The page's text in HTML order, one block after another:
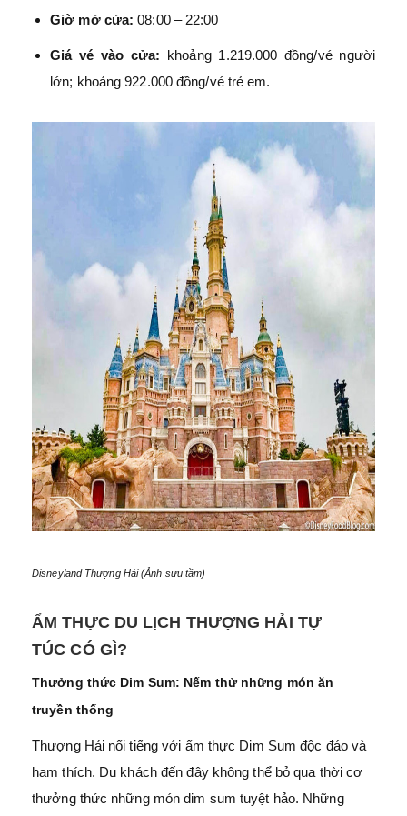
Giờ mở cửa: 08:00 – 22:00
Giá vé vào cửa: khoảng 1.219.000 đồng/vé người
lớn; khoảng 922.000 đồng/vé trẻ em.
Disneyland Thượng Hải (Ảnh sưu tầm)
ẨM THỰC DU LỊCH THƯỢNG HẢI TỰ
TÚC CÓ GÌ?
Thưởng thức Dim Sum: Nếm thử những món ăn
truyền thống
Thượng Hải nổi tiếng với ẩm thực Dim Sum độc đáo và
ham thích. Du khách đến đây không thể bỏ qua thời cơ
thưởng thức những món dim sum tuyệt hảo. Những